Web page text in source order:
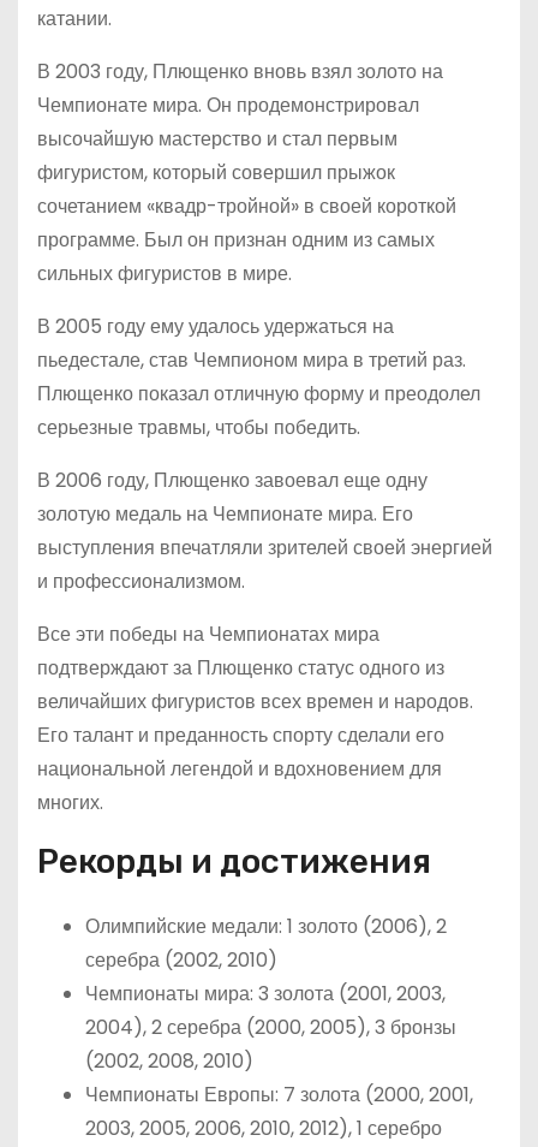
катании.
В 2003 году, Плющенко вновь взял золото на
Чемпионате мира. Он продемонстрировал
высочайшую мастерство и стал первым
фигуристом, который совершил прыжок
сочетанием «квадр-тройной» в своей короткой
программе. Был он признан одним из самых
сильных фигуристов в мире.
В 2005 году ему удалось удержаться на
пьедестале, став Чемпионом мира в третий раз.
Плющенко показал отличную форму и преодолел
серьезные травмы, чтобы победить.
В 2006 году, Плющенко завоевал еще одну
золотую медаль на Чемпионате мира. Его
выступления впечатляли зрителей своей энергией
и профессионализмом.
Все эти победы на Чемпионатах мира
подтверждают за Плющенко статус одного из
величайших фигуристов всех времен и народов.
Его талант и преданность спорту сделали его
национальной легендой и вдохновением для
многих.
Рекорды и достижения
Олимпийские медали: 1 золото (2006), 2
серебра (2002, 2010)
Чемпионаты мира: 3 золота (2001, 2003,
2004), 2 серебра (2000, 2005), 3 бронзы
(2002, 2008, 2010)
Чемпионаты Европы: 7 золота (2000, 2001,
2003, 2005, 2006, 2010, 2012), 1 серебро